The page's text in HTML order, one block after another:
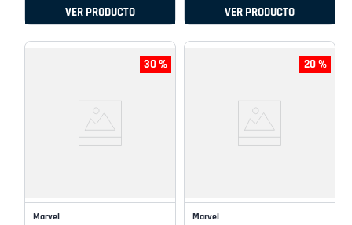
VER PRODUCTO VER PRODUCTO
30 %
Marvel
20 %
Marvel